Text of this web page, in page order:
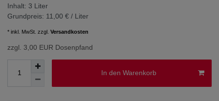
Inhalt: 3 Liter
Grundpreis: 11,00 € / Liter
* inkl. MwSt. zzgl. Versandkosten
zzgl. 3,00 EUR Dosenpfand
In den Warenkorb